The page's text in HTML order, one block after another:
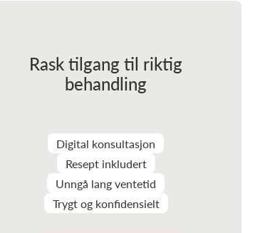
Rask tilgang til riktig
behandling
Digital konsultasjon
Resept inkludert
Unngå lang ventetid
Trygt og konfidensielt